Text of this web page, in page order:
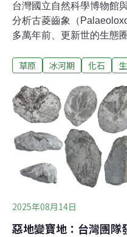
台灣國立自然科學博物館
分析古菱齒象（
多萬年前、更新世的生態
科學》（Royal Society
碑。從古菱齒象牙 發現台
冰河時期，台灣與亞洲大
物學界亟欲探索的謎題。
刊登「重建台灣更新世古
見，國立陽明交通大學生
教授可文亞認為，研究團
齒琺瑯質的取樣，運用穩
草原 冰河期 化石
2025年08月14日
惡地變寶地：台灣團隊